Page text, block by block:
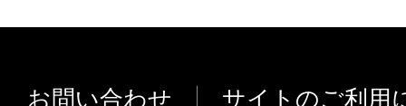
MP Navigator EX Ver.2.00 ～ 2.02が対
お問い合わせ サイトのご利用